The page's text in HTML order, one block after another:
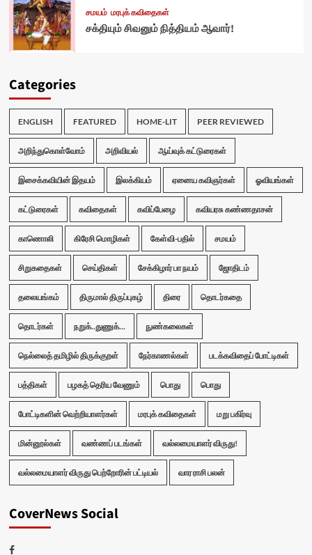
சமயம் மரபுக் கவிதைகள்
சக்தியும் சிவனும் நித்தியம் ஆவார்!
Categories
ENGLISH FEATURED HOME-LIT PEER REVIEWED
அறிந்துகொள்வோம் அறிவியல் ஆய்வுக் கட்டுரைகள்
இசைக்கவியின் இதயம் இலக்கியம் ஏனைய கவிஞர்கள் ஓவியங்கள்
கட்டுரைகள் கவிதைகள் கவிப்பேழை கவியரசு கண்ணதாசன்
காணொலி கிரேசி மொழிகள் கேள்வி-பதில் சமயம்
சிறுகதைகள் செய்திகள் சேக்கிழார் பா நயம் ஜோதிடம்
தலையங்கம் திருமால் திருப்புகழ் திரை தொடர்கதை
தொடர்கள் நறுக்..துணுக்... நுண்கலைகள்
நெல்லைத் தமிழில் திருக்குறள் நேர்காணல்கள் படக்கவிதைப் போட்டிகள்
பத்திகள் பழகத் தெரிய வேணும் பொது பொது
போட்டிகளின் வெற்றியாளர்கள் மரபுக் கவிதைகள் மறு பகிர்வு
மின்னூல்கள் வண்ணப் படங்கள் வல்லமையாளர் விருது!
வல்லமையாளர் விருது பெற்றோரின் பட்டியல் வார ராசி பலன்
CoverNews Social
Facebook